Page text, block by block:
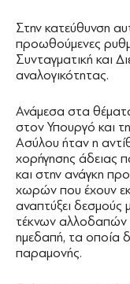
Στην κατεύθυνση
προωθούμενες
Συνταγματική και
αναλογικότητας.
Ανάμεσα στα
στον Υπουργό και
Ασύλου ήταν η
χορήγησης άδειας
και στην ανάγκη
χωρών που έχουν
αναπτύξει
τέκνων αλλοδαπών
ημεδαπή, τα οποία
παραμονής.